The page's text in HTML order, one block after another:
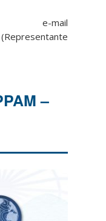
e-mail
(Representante
–